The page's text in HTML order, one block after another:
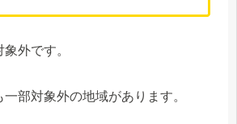
外です。
部対象外の地域があります。